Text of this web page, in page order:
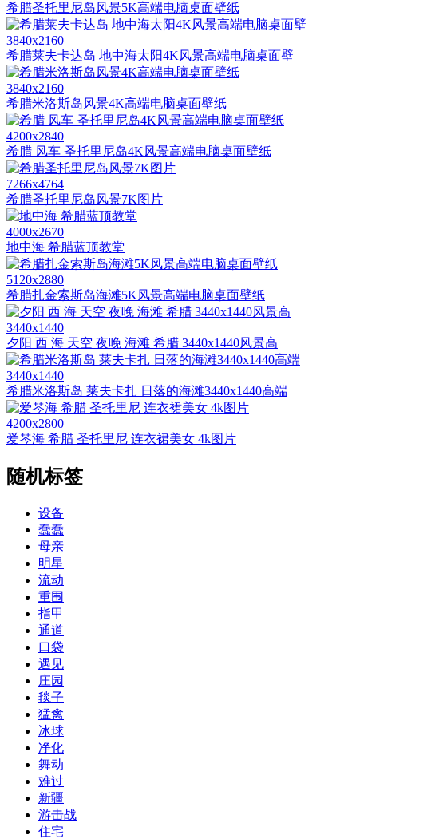
希腊圣托里尼岛风景5K高端电脑桌面壁纸
3840x2160
希腊莱夫卡达岛 地中海太阳4K风景高端电脑桌面壁
3840x2160
希腊米洛斯岛风景4K高端电脑桌面壁纸
4200x2840
希腊 风车 圣托里尼岛4K风景高端电脑桌面壁纸
7266x4764
希腊圣托里尼岛风景7K图片
4000x2670
地中海 希腊蓝顶教堂
5120x2880
希腊扎金索斯岛海滩5K风景高端电脑桌面壁纸
3440x1440
夕阳 西 海 天空 夜晚 海滩 希腊 3440x1440风景高
3440x1440
希腊米洛斯岛 莱夫卡扎 日落的海滩3440x1440高端
4200x2800
爱琴海 希腊 圣托里尼 连衣裙美女 4k图片
随机标签
设备
蠢蠢
母亲
明星
流动
重围
指甲
通道
口袋
遇见
庄园
毯子
猛禽
冰球
净化
舞动
难过
新疆
游击战
住宅